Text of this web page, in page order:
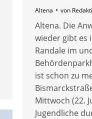
Altena von
Altena. Die
wieder gibt es
Randale im
ist schon zu
Mittwoch (22.
Jugendliche